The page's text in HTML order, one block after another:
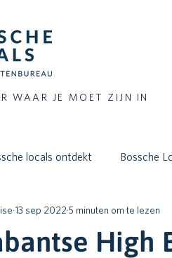
WAAR JE MOET ZIJN IN
locals ontdekt Bossche
High
13 sep 2022 5 minuten om te lezen